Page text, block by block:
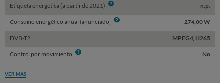
Etiqueta energética (a partir de 2021) Info n.p.
Consumo energético anual (anunciado) Info 274,00 W
DVB-T2 MPEG4, H265
Control por movimiento Info No
VER MÁS